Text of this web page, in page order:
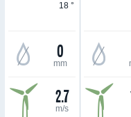
18 °
0
mm
2.7
m/s